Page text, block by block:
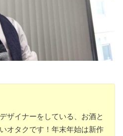
ザイナーをしている、お酒と
オタクです！年末年始は新作